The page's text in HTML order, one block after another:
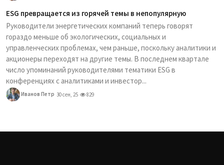
ESG превращается из горячей темы в непопулярную
Руководители энергетических компаний теперь говорят
гораздо меньше об экологических, социальных и
управленческих проблемах, чем раньше, поскольку аналитики и
акционеры переходят на другие темы. В последнем квартале
число упоминаний руководителями тематики ESG в
конференциях с аналитиками и инвестор...
Иванов Петр 30 сен, 25 829